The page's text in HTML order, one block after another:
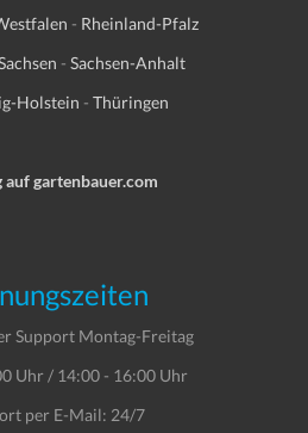
- Rheinland-Pfalz
-Sachsen-Anhalt
Holstein - Thüringen
auf gartenbauer.com
Support Montag-Freitag
Uhr / 14:00 - 16:00 Uhr
per E-Mail: 24/7